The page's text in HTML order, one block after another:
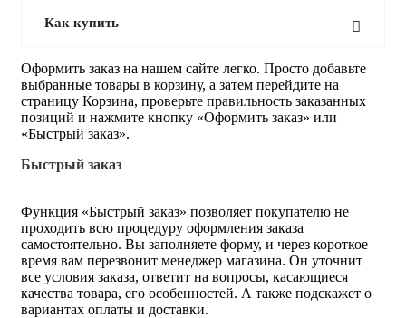
Как купить
Оформить заказ на нашем сайте легко. Просто добавьте
выбранные товары в корзину, а затем перейдите на
страницу Корзина, проверьте правильность заказанных
позиций и нажмите кнопку «Оформить заказ» или
«Быстрый заказ».
Быстрый заказ
Функция «Быстрый заказ» позволяет покупателю не
проходить всю процедуру оформления заказа
самостоятельно. Вы заполняете форму, и через короткое
время вам перезвонит менеджер магазина. Он уточнит
все условия заказа, ответит на вопросы, касающиеся
качества товара, его особенностей. А также подскажет о
вариантах оплаты и доставки.